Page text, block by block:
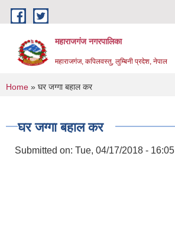
Skip to main content
महाराजगंज नगरपालिका
महाराजगंज, कपिलवस्तु, लुम्बिनी प्रदेश, नेपाल
You are here
Home » घर जग्गा बहाल कर
घर जग्गा बहाल कर
Submitted on: Tue, 04/17/2018 - 16:05